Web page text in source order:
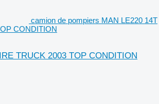
camion de pompiers MAN LE220 14T
CONDITION
TRUCK 2003 TOP CONDITION